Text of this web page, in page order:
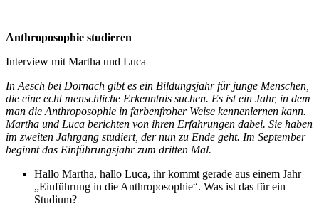
Anthroposophie studieren
Interview mit Martha und Luca
In Aesch bei Dornach gibt es ein Bildungsjahr für junge Menschen,
die eine echt menschliche Erkenntnis suchen. Es ist ein Jahr, in dem
man die Anthroposophie in farbenfroher Weise kennenlernen kann.
Martha und Luca berichten von ihren Erfahrungen dabei. Sie haben
im zweiten Jahrgang studiert, der nun zu Ende geht. Im September
beginnt das Einführungsjahr zum dritten Mal.
Hallo Martha, hallo Luca, ihr kommt gerade aus einem Jahr
„Einführung in die Anthroposophie“. Was ist das für ein
Studium?